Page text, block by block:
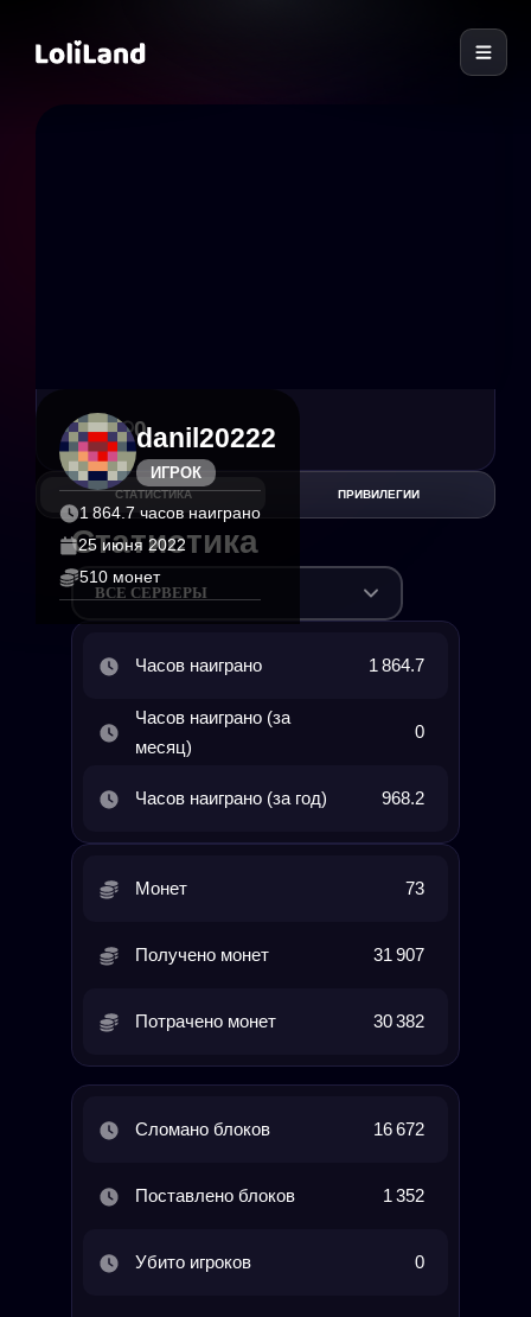
ИГРОК
danil20222
1 864.7 часов наиграно
25 июня 2022
510 монет
3 0
СТАТИСТИКА ПРИВИЛЕГИИ
Статистика
ВСЕ СЕРВЕРЫ
Часов наиграно 1 864.7
Часов наиграно (за
месяц)
0
Часов наиграно (за год) 968.2
Монет 73
Получено монет 31 907
Потрачено монет 30 382
Сломано блоков 16 672
Поставлено блоков 1 352
Убито игроков 0